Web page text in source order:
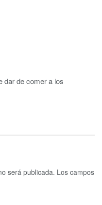
dar de comer a los
será publicada. Los campos